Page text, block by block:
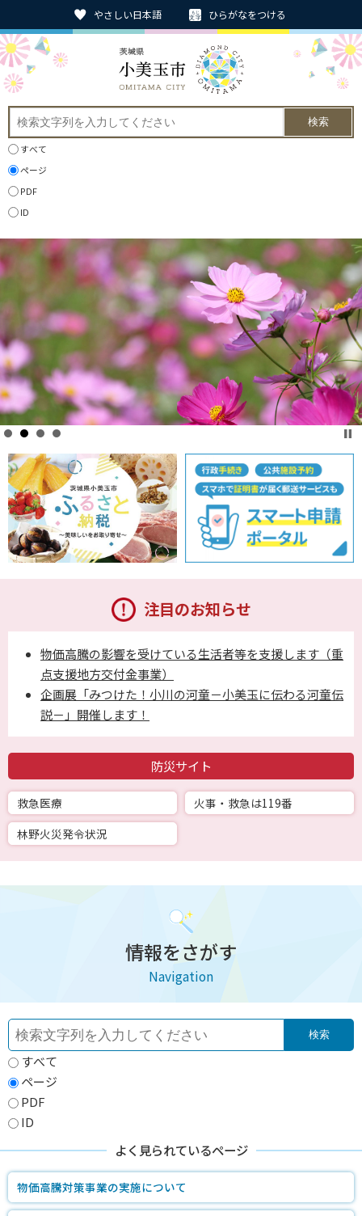
やさしい日本語 ひらがなをつける
すべて
ページ
PDF
ID
注目のお知らせ
物価高騰の影響を受けている生活者等を支援します（重
点支援地方交付金事業）
企画展「みつけた！小川の河童－小美玉に伝わる河童伝
説－」開催します！
防災サイト
救急医療
火事・救急は119番
林野火災発令状況
情報をさがす
Navigation
すべて
ページ
PDF
ID
よく見られているページ
物価高騰対策事業の実施について